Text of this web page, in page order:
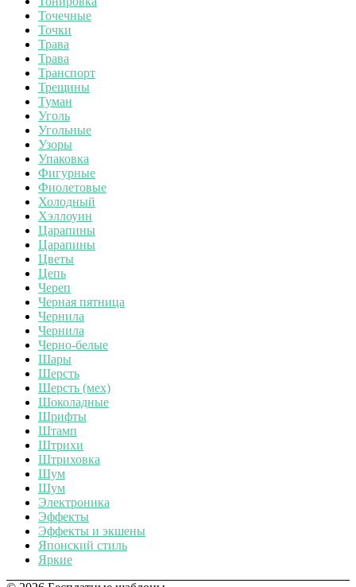
Точечные
Точки
Трава
Трава
Транспорт
Трещины
Туман
Уголь
Угольные
Узоры
Упаковка
Фигурные
Фиолетовые
Холодный
Хэллоуин
Царапины
Царапины
Цветы
Цепь
Череп
Черная пятница
Чернила
Чернила
Черно-белые
Шары
Шерсть
Шерсть (мех)
Шоколадные
Шрифты
Штамп
Штрихи
Штриховка
Шум
Шум
Электроника
Эффекты
Эффекты и экшены
Японский стиль
Яркие